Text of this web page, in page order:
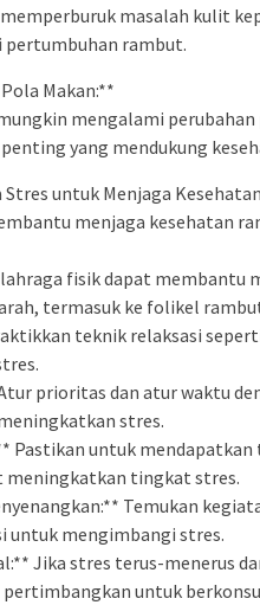
masalah kulit
pertumbuhan rambut.
Makan:**
mengalami
yang mendukung
untuk Menjaga
menjaga kesehatan
fisik dapat membantu
termasuk ke folikel
teknik relaksasi
prioritas dan atur waktu
stres.
Pastikan untuk
meningkatkan tingkat stres.
Temukan
untuk mengimbangi stres.
Jika stres terus-menerus
untuk